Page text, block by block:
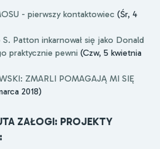
- pierwszy kontaktowiec (Śr, 4
S. Patton inkarnował się jako Donald
praktycznie pewni (Czw, 5 kwietnia
ZMARLI POMAGAJĄ MI SIĘ
2018)
ZAŁOGI: PROJEKTY